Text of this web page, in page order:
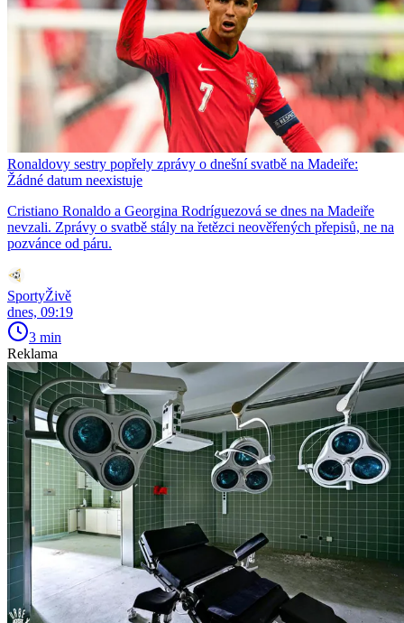
Ronaldovy sestry popřely zprávy o dnešní svatbě na Madeiře:
Žádné datum neexistuje
Cristiano Ronaldo a Georgina Rodríguezová se dnes na Madeiře
nevzali. Zprávy o svatbě stály na řetězci neověřených přepisů, ne na
pozvánce od páru.
SportyŽivě
dnes, 09:19
3 min
Reklama